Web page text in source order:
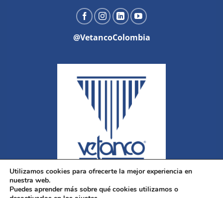
@VetancoColombia
Utilizamos cookies para ofrecerte la mejor experiencia en
nuestra web.
Puedes aprender más sobre qué cookies utilizamos o